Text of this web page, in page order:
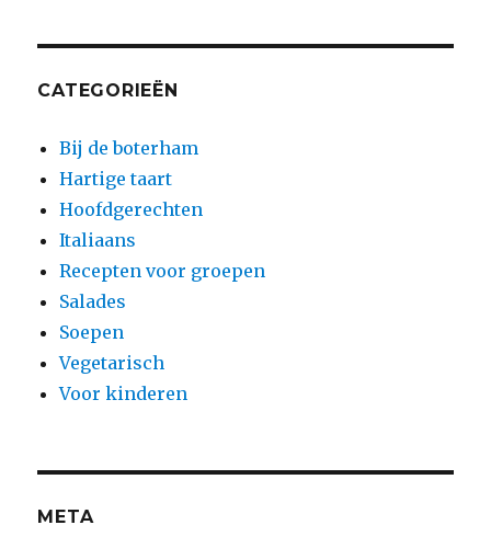
CATEGORIEËN
Bij de boterham
Hartige taart
Hoofdgerechten
Italiaans
Recepten voor groepen
Salades
Soepen
Vegetarisch
Voor kinderen
META